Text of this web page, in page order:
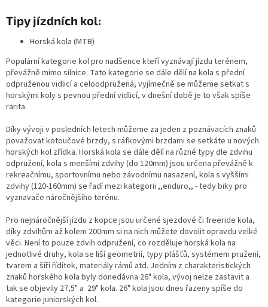
Tipy jízdních kol:
Horská kola (MTB)
Populární kategorie kol pro nadšence kteří vyznávají jízdu terénem,
převážně mimo silnice. Tato kategorie se dále dělí na kola s přední
odpruženou vidlicí a celoodpružená, vyjímečně se můžeme setkat s
horskými koly s pevnou přední vidlicí, v dnešní době je to však spíše
rarita.
Díky vývoji v posledních letech můžeme za jeden z poznávacích znaků
považovat kotoučové brzdy, s ráfkovými brzdami se setkáte u nových
horských kol zřídka. Horská kola se dále dělí na různé typy dle zdvihu
odpružení, kola s menšími zdvihy (do 120mm) jsou určena převážně k
rekreačnímu, sportovnímu nebo závodnímu nasazení, kola s vyššími
zdvihy (120-160mm) se řadí mezi kategorii ,,enduro,, - tedy biky pro
vyznavače náročnějšího terénu.
Pro nejnáročnější jízdu z kopce jsou určené sjezdové či freeride kola,
díky zdvihům až kolem 200mm si na nich můžete dovolit opravdu velké
věci. Není to pouze zdvih odpružení, co rozděluje horská kola na
jednotlivé druhy, kola se liší geometrií, typy plášťů, systémem pružení,
tvarem a šíří řídítek, materiály rámů atd. Jedním z charakteristických
znaků horského kola byly donedávna 26" kola, vývoj nelze zastavit a
tak se objevily 27,5" a 29" kola. 26" kola jsou dnes řazeny spíše do
kategorie juniorských kol.